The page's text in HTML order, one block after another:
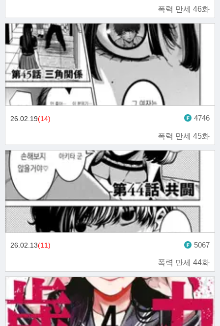
폭력 만세 46화
폭력 만세 45화
26.02.19(14) 4746
폭력 만세 44화
26.02.13(11) 5067